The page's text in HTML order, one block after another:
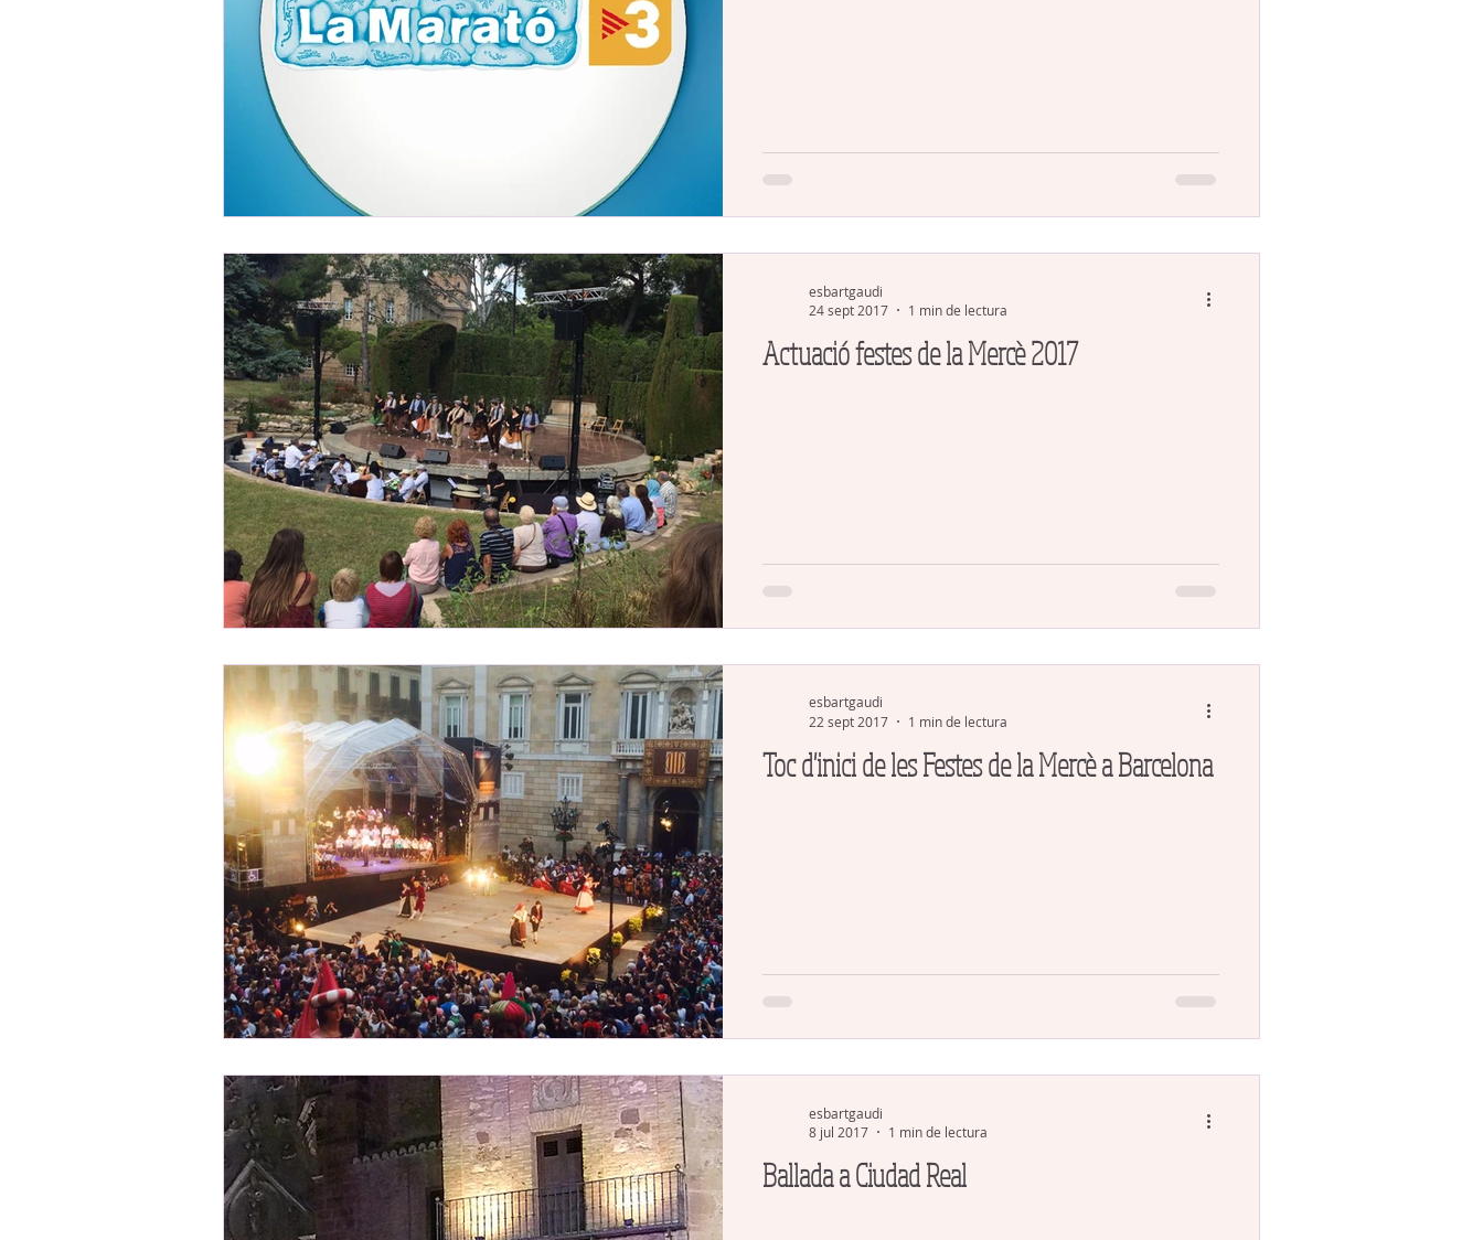
Actuació festes de la Mercè 2017
esbartgaudi
24 sept 2017
1 min de lectura
Toc d'inici de les Festes de la Mercè a Barcelona
esbartgaudi
22 sept 2017
1 min de lectura
Ballada a Ciudad Real
esbartgaudi
8 jul 2017
1 min de lectura